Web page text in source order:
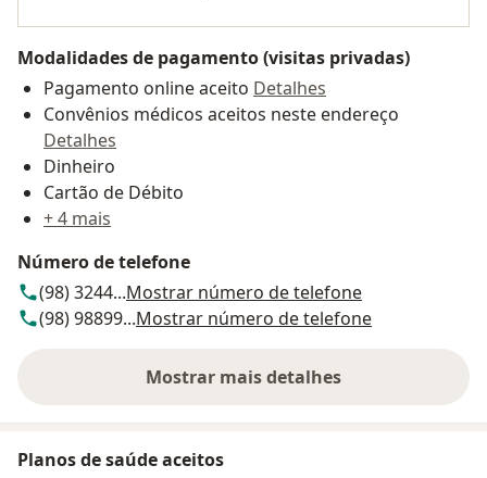
Modalidades de pagamento (visitas privadas)
Pagamento online aceito Detalhes
Convênios médicos aceitos neste endereço
Detalhes
Dinheiro
Cartão de Débito
+ 4 mais
Número de telefone
(98) 3244...Mostrar número de telefone
(98) 98899...Mostrar número de telefone
Mostrar mais detalhes
sobre o endereço
Planos de saúde aceitos